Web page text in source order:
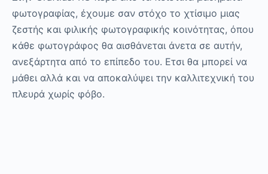
φωτογραφίας, έχουμε σαν στόχο το χτίσιμο μιας
ζεστής και φιλικής φωτογραφικής κοινότητας, όπου
κάθε φωτογράφος θα αισθάνεται άνετα σε αυτήν,
ανεξάρτητα από το επίπεδο του. Ετσι θα μπορεί να
μάθει αλλά και να αποκαλύψει την καλλιτεχνική του
πλευρά χωρίς φόβο.